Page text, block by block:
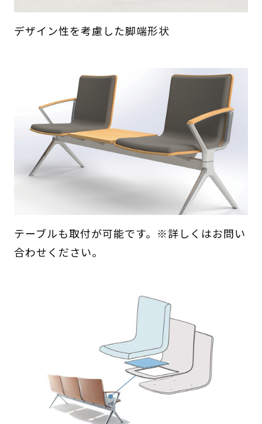
デザイン性を考慮した脚端形状
テーブルも取付が可能です。※詳しくはお問い
合わせください。